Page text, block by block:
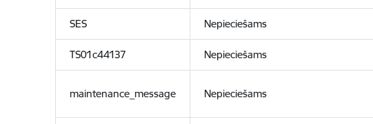
SES Nepieciešams
TS01c44137 Nepieciešams
maintenance_message Nepieciešams